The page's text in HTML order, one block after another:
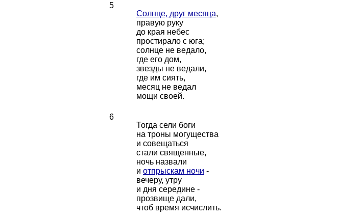
5
Солнце, друг месяца,
правую руку
до края небес
простирало с юга;
солнце не ведало,
где его дом,
звезды не ведали,
где им сиять,
месяц не ведал
мощи своей.
6
Тогда сели боги
на троны могущества
и совещаться
стали священные,
ночь назвали
и отпрыскам ночи -
вечеру, утру
и дня середине -
прозвище дали,
чтоб время исчислить.